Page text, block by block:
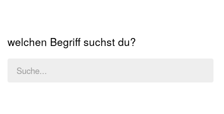
welchen Begriff suchst du?